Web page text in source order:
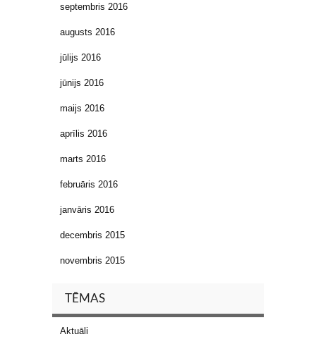
septembris 2016
augusts 2016
jūlijs 2016
jūnijs 2016
maijs 2016
aprīlis 2016
marts 2016
februāris 2016
janvāris 2016
decembris 2015
novembris 2015
TĒMAS
Aktuāli